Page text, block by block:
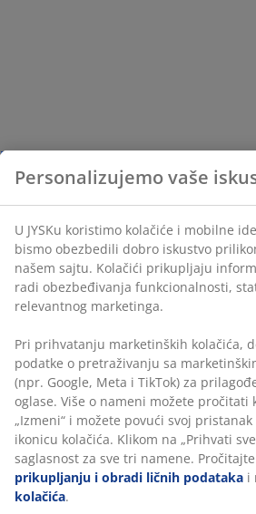
Personalizujemo vaše
U JYSKu koristimo kolačiće i mobilne
bismo obezbedili dobro iskustvo
našem sajtu. Kolačići prikupljaju
radi obezbeđivanja funkcionalnosti,
relevantnog marketinga.
Pri prihvatanju marketinških kolačića,
podatke o pretraživanju sa
(npr. Google, Meta i TikTok) za
oglase. Više o nameni možete pročitati
„Izmeni“ i možete povući svoj
ikonicu kolačića. Klikom na „Prihvati
saglasnost za sve tri namene.
prikupljanju i obradi ličnih podataka i
kolačića.